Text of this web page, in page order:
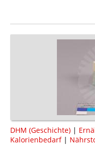
DHM (Geschichte) |
Kalorienbedarf|